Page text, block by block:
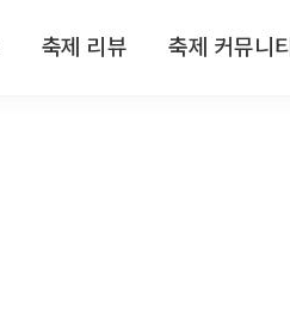
축제 리뷰 축제 커뮤니티